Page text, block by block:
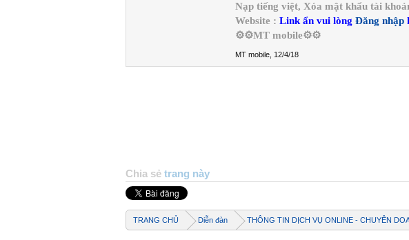
Nạp tiếng việt, Xóa mật khẩu tài
Website : Link ẩn vui lòng Đăng nhập
⚙️⚙️MT mobile⚙️⚙️
MT mobile 12/4/18
Chia sẻ trang này
TRANG CHỦ Diễn đàn THÔNG TIN DỊCH VỤ ONLINE - CHUYÊN